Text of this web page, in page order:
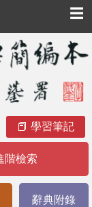
☰
學習筆記
階檢索
辭典附錄